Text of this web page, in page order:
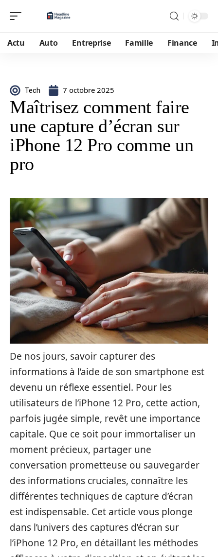
Actu Auto Entreprise Famille Finance
Tech 7 octobre 2025
Maîtrisez comment faire
une capture d’écran sur
iPhone 12 Pro comme un
pro
De nos jours, savoir capturer des
informations à l’aide de son smartphone est
devenu un réflexe essentiel. Pour les
utilisateurs de l’iPhone 12 Pro, cette action,
parfois jugée simple, revêt une importance
capitale. Que ce soit pour immortaliser un
moment précieux, partager une
conversation prometteuse ou sauvegarder
des informations cruciales, connaître les
différentes techniques de capture d’écran
est indispensable. Cet article vous plonge
dans l’univers des captures d’écran sur
l’iPhone 12 Pro, en détaillant les méthodes